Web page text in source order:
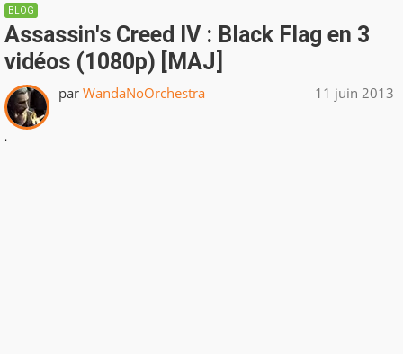
BLOG
Assassin's Creed IV : Black Flag en 3
vidéos (1080p) [MAJ]
par WandaNoOrchestra 11 juin 2013
.